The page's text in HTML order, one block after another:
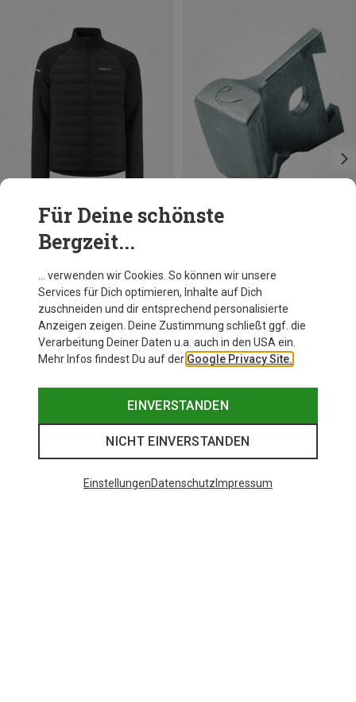
Du sparst 10%
Edelrid
Rage Eisgerät Hammer
16,52 €
Für Deine schönste
Bergzeit...
… verwenden wir Cookies. So können wir unsere
Services für Dich optimieren, Inhalte auf Dich
zuschneiden und dir entsprechend personalisierte
Anzeigen zeigen. Deine Zustimmung schließt ggf. die
Verarbeitung Deiner Daten u.a. auch in den USA ein.
Mehr Infos findest Du auf der Google Privacy Site.
EINVERSTANDEN
NICHT EINVERSTANDEN
EinstellungenDatenschutz Impressum